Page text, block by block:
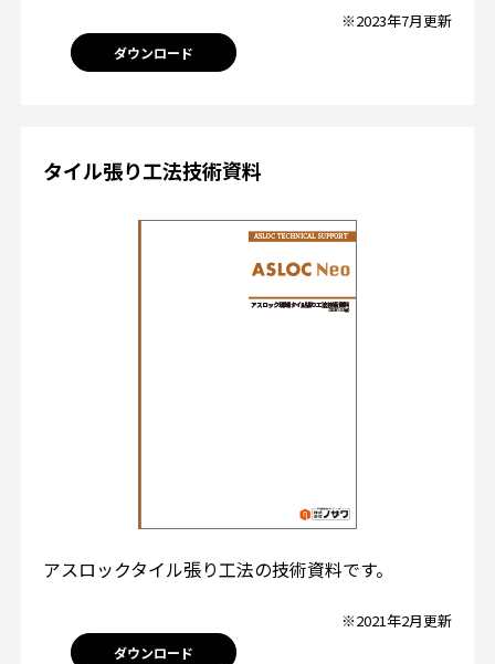
※2023年7月更新
ダウンロード
タイル張り工法技術資料
アスロックタイル張り工法の技術資料です。
※2021年2月更新
ダウンロード